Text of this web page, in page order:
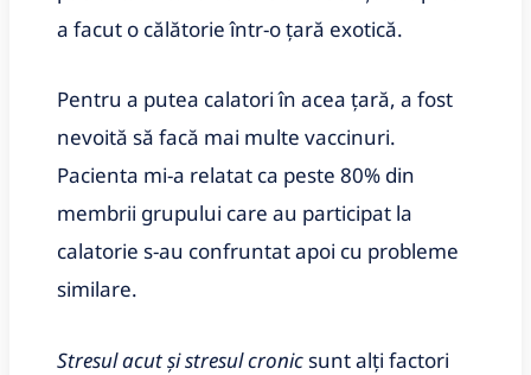
a facut o călătorie într-o țară exotică.
Pentru a putea calatori în acea țară, a fost
nevoită să facă mai multe vaccinuri.
Pacienta mi-a relatat ca peste 80% din
membrii grupului care au participat la
calatorie s-au confruntat apoi cu probleme
similare.
Stresul acut și stresul cronic sunt alți factori